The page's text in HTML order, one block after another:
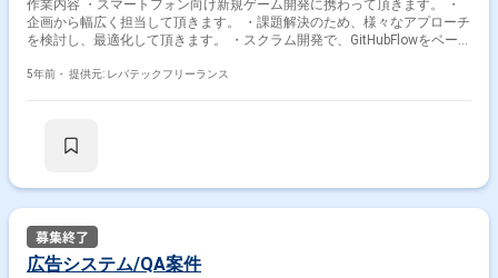
作業内容 ・スマートフォン向け新規ゲーム開発に携わって頂きます。 ・
企画から幅広く担当して頂きます。 ・課題解決のため、様々なアプローチ
を検討し、最適化して頂きます。 ・スクラム開発で、GitHubFlowをベース
依頼されることもございます。 ※担当範囲は、スキルや経験および進捗状
5年前・ 提供元: レバテックフリーランス
広告システム/QA案件